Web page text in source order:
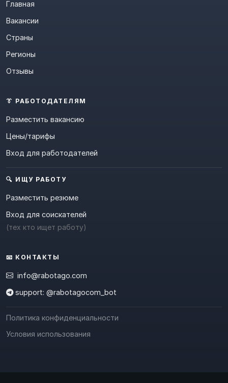
Главная
Вакансии
Страны
Регионы
Отзывы
👔 РАБОТОДАТЕЛЯМ
Разместить вакансию
Цены/тарифы
Вход для работодателей
🔍 ИЩУ РАБОТУ
Разместить резюме
Вход для соискателей
(тех кто ищет работу)
📧 КОНТАКТЫ
info@rabotago.com
support: @rabotagocom_bot
Политика конфиденциальности
Условия использования